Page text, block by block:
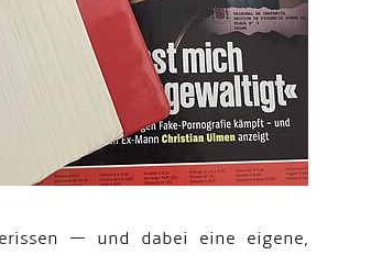
— und dabei eine eigene,